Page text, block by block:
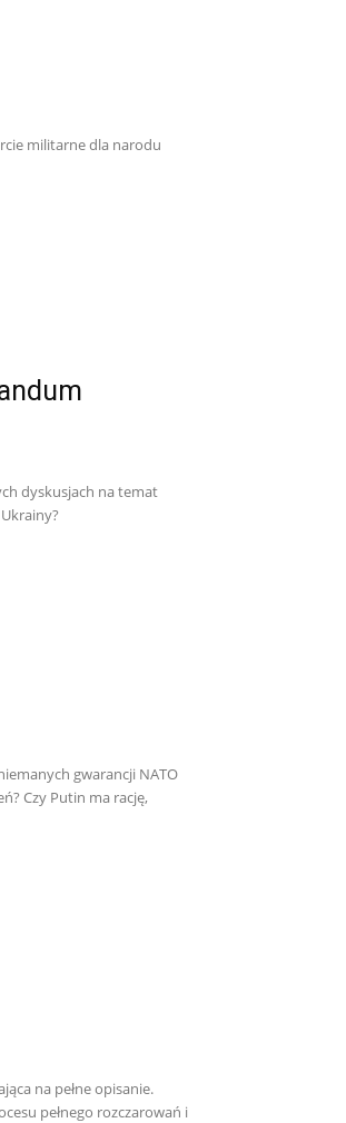
militarne dla narodu
dyskusjach na temat
gwarancji NATO
Czy Putin ma rację,
na pełne opisanie.
pełnego rozczarowań i